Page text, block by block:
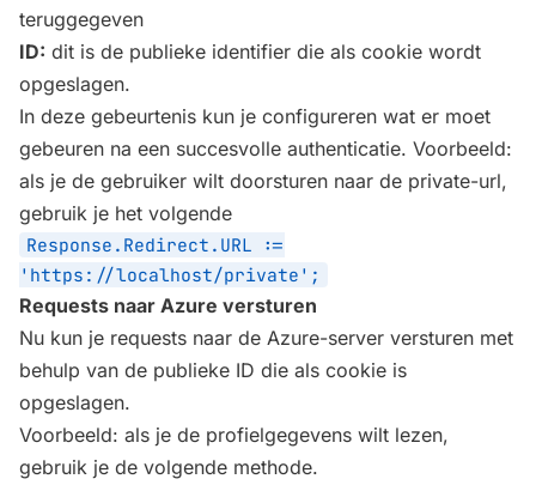
teruggegeven
ID: dit is de publieke identifier die als cookie wordt
opgeslagen.
In deze gebeurtenis kun je configureren wat er moet
gebeuren na een succesvolle authenticatie. Voorbeeld:
als je de gebruiker wilt doorsturen naar de private-url,
gebruik je het volgende
Response.Redirect.URL :=
'https://localhost/private';
Requests naar Azure versturen
Nu kun je requests naar de Azure-server versturen met
behulp van de publieke ID die als cookie is
opgeslagen.
Voorbeeld: als je de profielgegevens wilt lezen,
gebruik je de volgende methode.